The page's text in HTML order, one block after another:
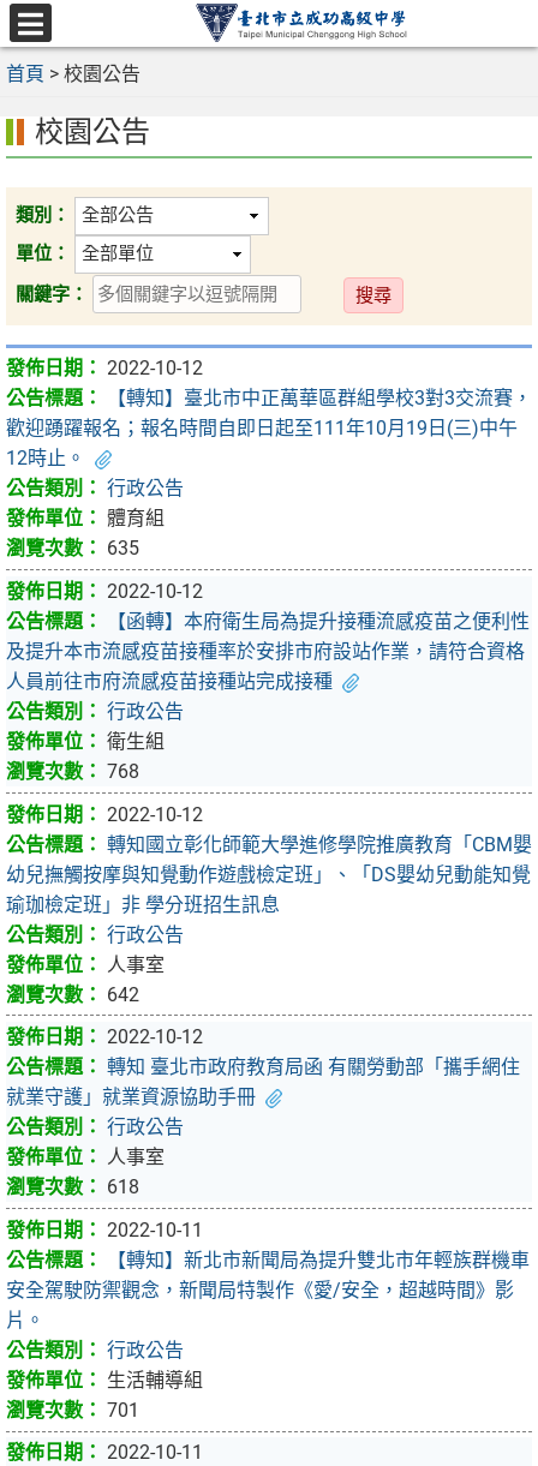
跳
至
主
容
區
選
單
首頁 > 校園公告
校園公告
類別：
單位：
關鍵字：
送
出
2022-10-12
【轉知】臺北市中正萬華區群組學校3對3交流賽，
歡迎踴躍報名；報名時間自即日起至111年10月19日(三)中午
12時止。
行政公告
體育組
635
2022-10-12
【函轉】本府衛生局為提升接種流感疫苗之便利性
及提升本市流感疫苗接種率於安排市府設站作業，請符合資格
人員前往市府流感疫苗接種站完成接種
行政公告
衛生組
768
2022-10-12
轉知國立彰化師範大學進修學院推廣教育「CBM嬰
幼兒撫觸按摩與知覺動作遊戲檢定班」、「DS嬰幼兒動能知覺
瑜珈檢定班」非 學分班招生訊息
行政公告
人事室
642
2022-10-12
轉知 臺北市政府教育局函 有關勞動部「攜手網住
就業守護」就業資源協助手冊
行政公告
人事室
618
2022-10-11
【轉知】新北市新聞局為提升雙北市年輕族群機車
安全駕駛防禦觀念，新聞局特製作《愛/安全，超越時間》影
片。
行政公告
生活輔導組
701
2022-10-11